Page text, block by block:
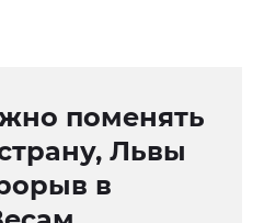
поменять
Львы
в